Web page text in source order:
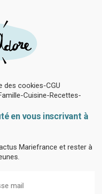
des cookies CGU
Cuisine Recettes
en vous inscrivant à
Mariefrance et rester à